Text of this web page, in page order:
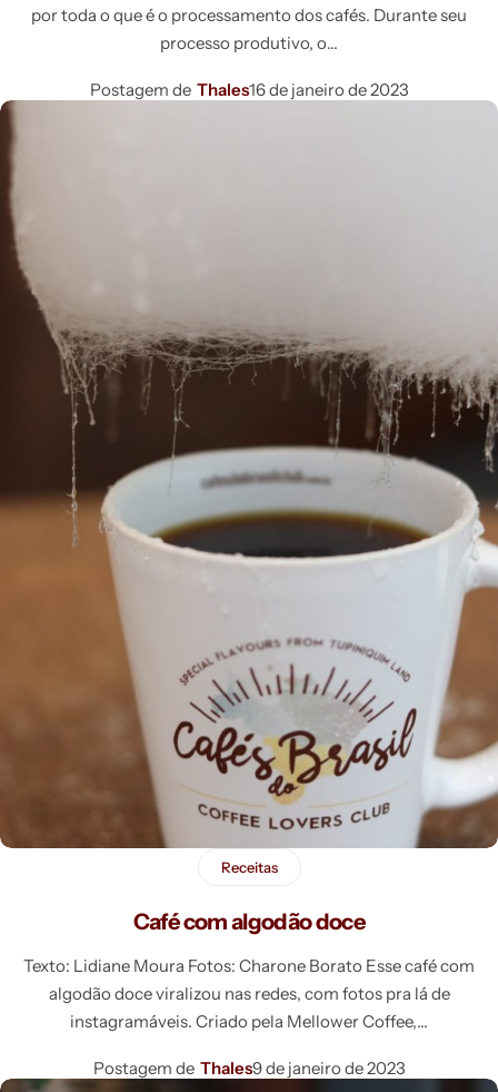
por toda o que é o processamento dos cafés. Durante seu
processo produtivo, o
Postagem de Thales16 de janeiro de 2023
Receitas
Café com algodão doce
Texto: Lidiane Moura Fotos: Charone Borato Esse café com
algodão doce viralizou nas redes, com fotos pra lá de
instagramáveis. Criado pela Mellower Coffee,
Postagem de Thales9 de janeiro de 2023